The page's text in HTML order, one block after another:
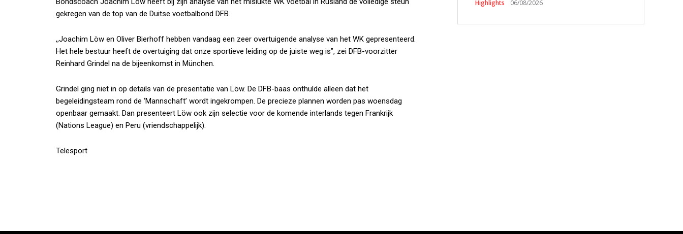
gekregen van de top van de Duitse voetbalbond DFB.
,,Joachim Löw en Oliver Bierhoff hebben vandaag een zeer overtuigende analyse van het WK gepresenteerd.
Het hele bestuur heeft de overtuiging dat onze sportieve leiding op de juiste weg is”, zei DFB-voorzitter
Reinhard Grindel na de bijeenkomst in München.
Grindel ging niet in op details van de presentatie van Löw. De DFB-baas onthulde alleen dat het
begeleidingsteam rond de ‘Mannschaft’ wordt ingekrompen. De precieze plannen worden pas woensdag
openbaar gemaakt. Dan presenteert Löw ook zijn selectie voor de komende interlands tegen Frankrijk
(Nations League) en Peru (vriendschappelijk).
Telesport
Highlights 06/08/2026